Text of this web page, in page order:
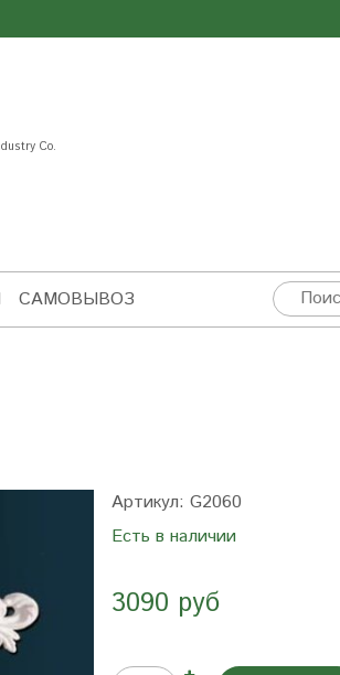
Co.
САМОВЫВОЗ
Артикул: G2060
Есть в наличии
3090 руб